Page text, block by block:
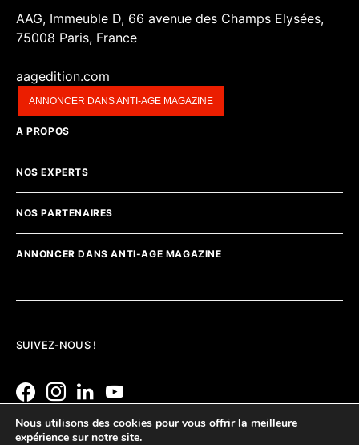
AAG, Immeuble D, 66 avenue des Champs Elysées,
75008 Paris, France
aagedition.com
ANNONCER DANS ANTI-AGE MAGAZINE
A PROPOS
NOS EXPERTS
NOS PARTENAIRES
ANNONCER DANS ANTI-AGE MAGAZINE
SUIVEZ-NOUS !
Nous utilisons des cookies pour vous offrir la meilleure
expérience sur notre site.